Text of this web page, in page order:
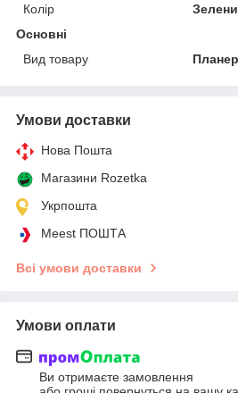
Колір
Основні
Вид товару
Планер
Умови доставки
Нова Пошта
Магазини Rozetka
Укрпошта
Meest ПОШТА
Всі умови доставки
Умови оплати
Ви отримаєте замовлення